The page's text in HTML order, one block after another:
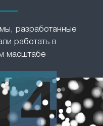
разработанные
работать в
масштабе